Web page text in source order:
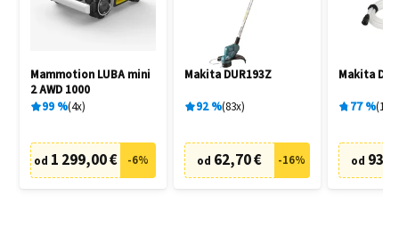
Mammotion LUBA mini
2 AWD 1000
99% 4x
od 1 299,00 € -6%
Makita DUR193Z
92% 83x
od 62,70 € -16%
Makita
77% 19
od